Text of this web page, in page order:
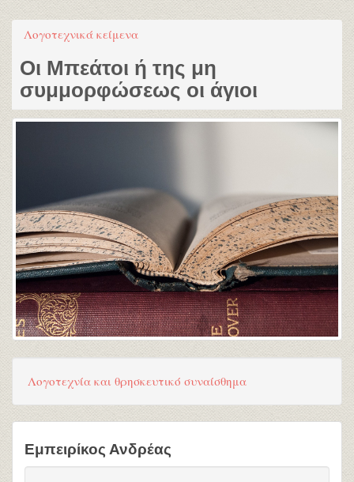
Λογοτεχνικά κείμενα
Οι Μπεάτοι ή της μη
συμμορφώσεως οι άγιοι
Λογοτεχνία και θρησκευτικό συναίσθημα
Εμπειρίκος Ανδρέας